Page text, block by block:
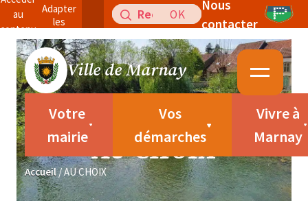
au
contenu
Adapter
les
Recherche
pour
:
Nous
contacter
Ville de Marnay
Votre
mairie
Vos
démarches
Vivre à
Marnay
Accueil/AU CHOIX
AU CHOIX
Panneau de gestion des cookies